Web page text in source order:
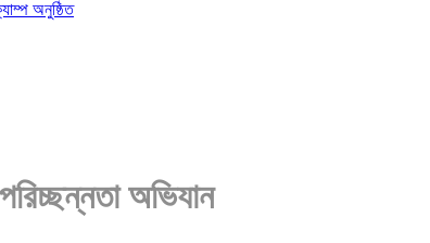
অনুষ্ঠিত
অভিযান